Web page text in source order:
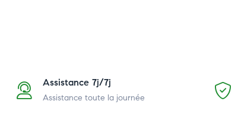
Assistance 7j/7j
Assistance toute la journée